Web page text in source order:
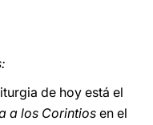
de hoy está el
a los Corintios en el